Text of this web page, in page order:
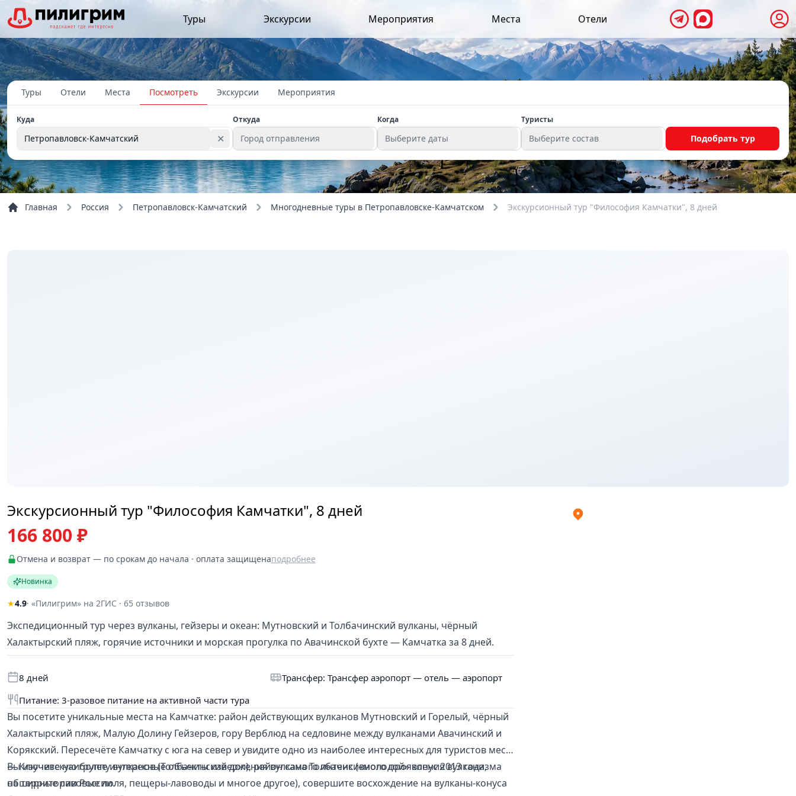
Туры Экскурсии Мероприятия Места Отели
Туры Отели Места Посмотреть Экскурсии Мероприятия
Куда
Петропавловск-Камчатский ✕
Откуда
Город отправления
Когда
Выберите даты
Туристы
Выберите состав Подобрать тур
Главная Россия Петропавловск-Камчатский Многодневные туры в Петропавловске-Камчатском Экскурсионный тур "Философия Камчатки", 8 дней
Экскурсионный тур "Философия Камчатки", 8 дней
166 800 ₽
Отмена и возврат — по срокам до начала · оплата защищенаподробнее
Новинка
★4.9· «Пилигрим» на 2ГИС · 65 отзывов
Экспедиционный тур через вулканы, гейзеры и океан: Мутновский и Толбачинский вулканы, чёрный
Халактырский пляж, горячие источники и морская прогулка по Авачинской бухте — Камчатка за 8 дней.
8 дней
Трансфер: Трансфер аэропорт — отель — аэропорт
Питание: 3-разовое питание на активной части тура
Вы посетите уникальные места на Камчатке: район действующих вулканов Мутновский и Горелый, чёрный
Халактырский пляж, Малую Долину Гейзеров, гору Верблюд на седловине между вулканами Авачинский и
Корякский. Пересечёте Камчатку с юга на север и увидите одно из наиболее интересных для туристов мест
— Ключевскую группу вулканов (Толбачинский дол), район самого интенсивного проявления вулканизма
на территории России.
Вы изучите наиболее интересные объекты извержения вулкана Толбачик («молодой» конус 2013 года,
обширные лавовые поля, пещеры-лавоводы и многое другое), совершите восхождение на вулканы-конуса